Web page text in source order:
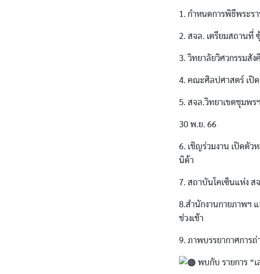
1. กำหนดการพิธีพระร
2. สจล. เตรียมสถาน
3. วิทยาลัยวิศวกรรมสั
4. คณะศิลปศาสตร์ เปิด
5. สจล.วิทยาเขตชุมพร
30 พ.ย. 66
6. เชิญร่วมงาน เปิดตั
นิด้า
7. สถาบันโคเซ็นแห่ง ส
8.สำนักงานกายภาพฯ
ช่วงเช้า
9. ภาพบรรยากาศการ
พบกับ รายการ “